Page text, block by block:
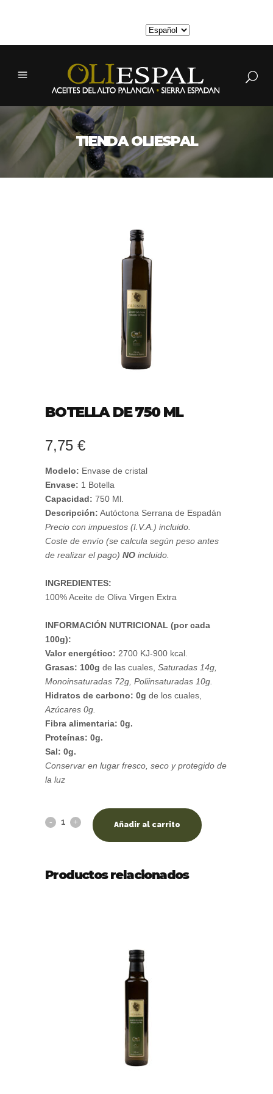
TIENDA OLIESPAL
BOTELLA DE 750 ML
7,75 €
Modelo: Envase de cristal
Envase: 1 Botella
Capacidad: 750 Ml.
Descripción: Autóctona Serrana de Espadán
Precio con impuestos (I.V.A.) incluido.
Coste de envío (se calcula según peso antes
de realizar el pago) NO incluido.
INGREDIENTES:
100% Aceite de Oliva Virgen Extra
INFORMACIÓN NUTRICIONAL (por cada
100g):
Valor energético: 2700 KJ-900 kcal.
Grasas: 100g de las cuales, Saturadas 14g,
Monoinsaturadas 72g, Poliinsaturadas 10g.
Hidratos de carbono: 0g de los cuales,
Azúcares 0g.
Fibra alimentaria: 0g.
Proteínas: 0g.
Sal: 0g.
Conservar en lugar fresco, seco y protegido de
la luz
Añadir al carrito
Productos relacionados